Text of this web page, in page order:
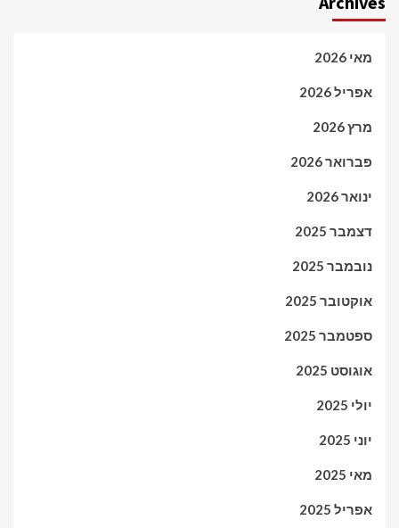
מאי 2026
אפריל 2026
מרץ 2026
פברואר 2026
ינואר 2026
דצמבר 2025
נובמבר 2025
אוקטובר 2025
ספטמבר 2025
אוגוסט 2025
יולי 2025
יוני 2025
מאי 2025
אפריל 2025